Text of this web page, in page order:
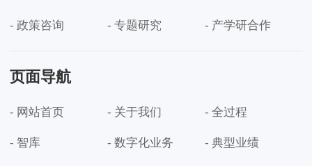
- 政策咨询 - 专题研究 - 产学研合作
页面导航
- 网站首页 - 关于我们 - 全过程
- 智库 - 数字化业务 - 典型业绩